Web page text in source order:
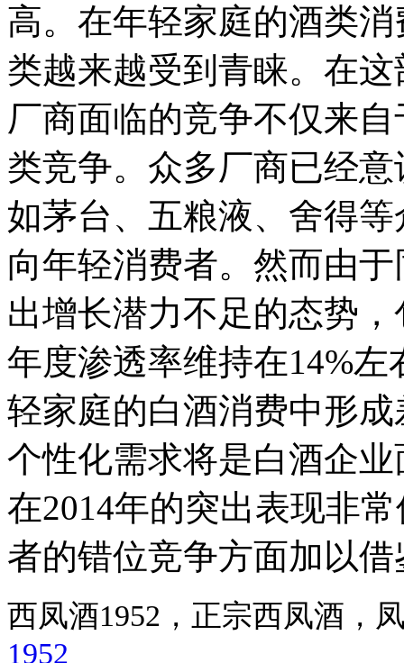
高。在年轻家庭的酒类
类越来越受到青睐。在
厂商面临的竞争不仅来
类竞争。众多厂商已经
如茅台、五粮液、舍得
向年轻消费者。然而由
出增长潜力不足的态势
年度渗透率维持在14%
轻家庭的白酒消费中形
个性化需求将是白酒企
在2014年的突出表现非
者的错位竞争方面加以借
西凤酒1952，正宗西凤酒
1952